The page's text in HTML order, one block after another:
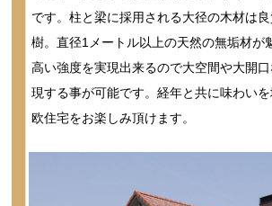
です。柱と梁に採用される大径の木材は
樹。直径1メートル以上の天然の無垢材が
高い強度を実現出来るので大空間や大開
現する事が可能です。経年と共に味わい
欧住宅をお楽しみ頂けます。